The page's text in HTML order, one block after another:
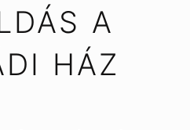
A
HÁZ